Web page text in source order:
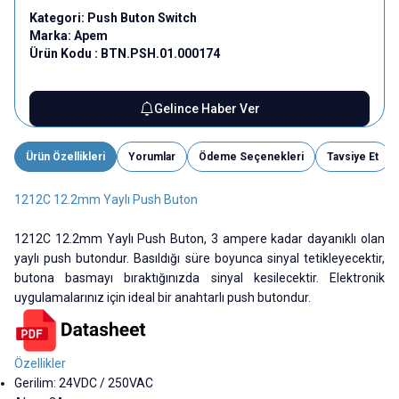
Kategori: Push Buton Switch
Marka: Apem
Ürün Kodu : BTN.PSH.01.000174
Gelince Haber Ver
Ürün Özellikleri Yorumlar Ödeme Seçenekleri Tavsiye Et
1212C 12.2mm Yaylı Push Buton
1212C 12.2mm Yaylı Push Buton, 3 ampere kadar dayanıklı olan
yaylı push butondur. Basıldığı süre boyunca sinyal tetikleyecektir,
butona basmayı bıraktığınızda sinyal kesilecektir. Elektronik
uygulamalarınız için ideal bir anahtarlı push butondur.
Özellikler
Gerilim: 24VDC / 250VAC